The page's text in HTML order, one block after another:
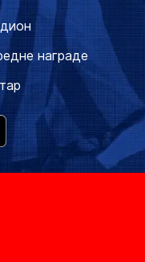
награде